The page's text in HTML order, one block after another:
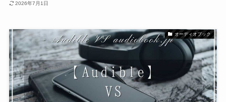
2026年7月1日
オーディオブック